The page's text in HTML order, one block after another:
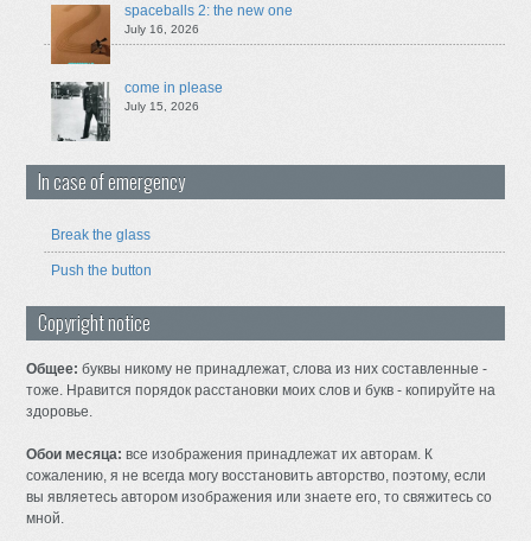
spaceballs 2: the new one
July 16, 2026
come in please
July 15, 2026
In case of emergency
Break the glass
Push the button
Copyright notice
Общее: буквы никому не принадлежат, слова из них составленные -
тоже. Нравится порядок расстановки моих слов и букв - копируйте на
здоровье.
Обои месяца: все изображения принадлежат их авторам. К
сожалению, я не всегда могу восстановить авторство, поэтому, если
вы являетесь автором изображения или знаете его, то свяжитесь со
мной.